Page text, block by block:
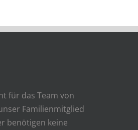
für das Team von
Familienmitglied
benötigen keine